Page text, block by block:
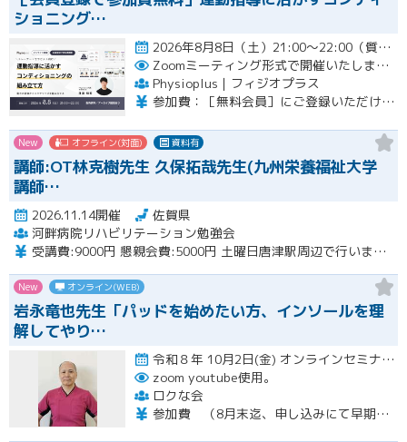
ショニング…
2026年8月8日（土）21:00〜22:00（質疑応答を含む）開催
Zoomミーティング形式で開催いたします。
Physioplus｜フィジオプラス
参加費：［無料会員］にご登録いただければ無料 ・月額会員：参加無料 ・年額会員：参加無料 ・通常チケット：5,000円（税込）
New オフライン(対面) 資料有
講師:OT林克樹先生 久保拓哉先生(九州栄養福祉大学
講師…
2026.11.14開催
佐賀県
河畔病院リハビリテーション勉強会
受講費:9000円 懇親会費:5000円 土曜日唐津駅周辺で行います。
New オンライン(WEB)
岩永竜也先生「パッドを始めたい方、インソールを理
解してやり…
令和８年 10月2日(金) オンラインセミナー 20:00〜22:00 10月18日(日) 実技セミナー（…開催
zoom youtube使用。
ロクな会
参加費 （8月末迄、申し込みにて早期申し込み割引） オンライン➕実技セミナー（対面式） 15500円 （8月末迄申し込みにて14500円） オンライン➕実技セミナーアーカイブ視聴 11000円 （8月末迄申し込みにて10000円） ※オンラインセミナーは後日、アーカイブ視聴可能です。 ※実技セミナー（対面式）参加者も後日、実技セミナーアーカイブ視聴可能です。